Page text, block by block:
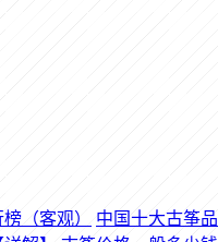
中国十大古筝